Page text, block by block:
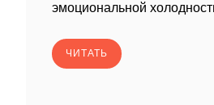
эмоциональной
ЧИТАТЬ